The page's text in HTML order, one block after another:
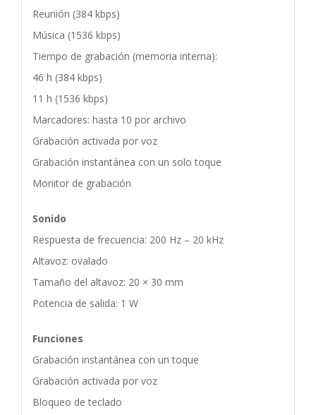
Reunión (384 kbps)
Música (1536 kbps)
Tiempo de grabación (memoria interna):
46 h (384 kbps)
11 h (1536 kbps)
Marcadores: hasta 10 por archivo
Grabación activada por voz
Grabación instantánea con un solo toque
Monitor de grabación
Sonido
Respuesta de frecuencia: 200 Hz – 20 kHz
Altavoz: ovalado
Tamaño del altavoz: 20 × 30 mm
Potencia de salida: 1 W
Funciones
Grabación instantánea con un toque
Grabación activada por voz
Bloqueo de teclado